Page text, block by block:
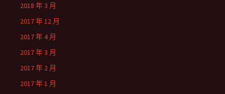
2018 年 3 月
2017 年 12 月
2017 年 4 月
2017 年 3 月
2017 年 2 月
2017 年 1 月